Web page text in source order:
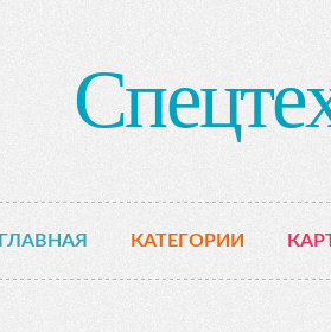
ГЛАВНАЯ КАТЕГОРИИ